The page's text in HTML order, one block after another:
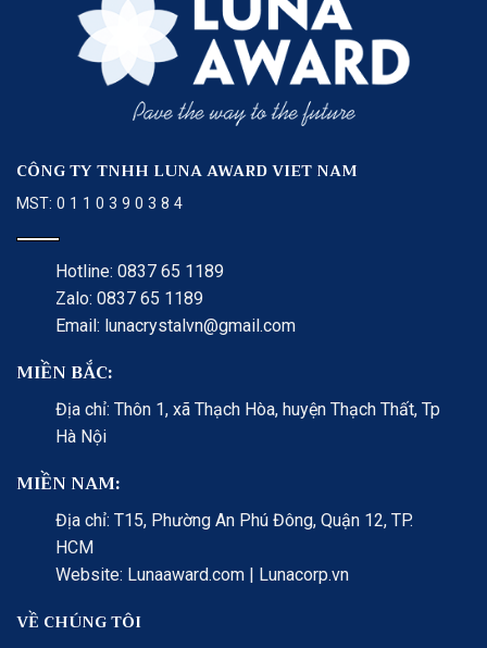
CÔNG TY TNHH LUNA AWARD VIET NAM
MST: 0 1 1 0 3 9 0 3 8 4
Hotline: 0837 65 1189
Zalo: 0837 65 1189
Email: lunacrystalvn@gmail.com
MIỀN BẮC:
Địa chỉ: Thôn 1, xã Thạch Hòa, huyện Thạch Thất, Tp
Hà Nội
MIỀN NAM:
Địa chỉ: T15, Phường An Phú Đông, Quận 12, TP.
HCM
Website: Lunaaward.com | Lunacorp.vn
VỀ CHÚNG TÔI